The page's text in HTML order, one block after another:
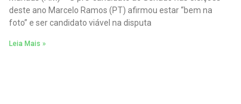
deste ano Marcelo Ramos (PT) afirmou estar “bem na
foto” e ser candidato viável na disputa
Leia Mais »